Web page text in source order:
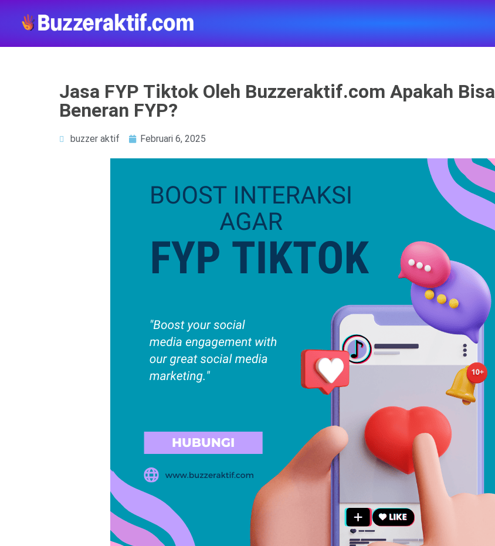
Jasa FYP Tiktok Oleh Buzzeraktif.com Apakah Bisa
Beneran FYP?
buzzer aktif Februari 6, 2025